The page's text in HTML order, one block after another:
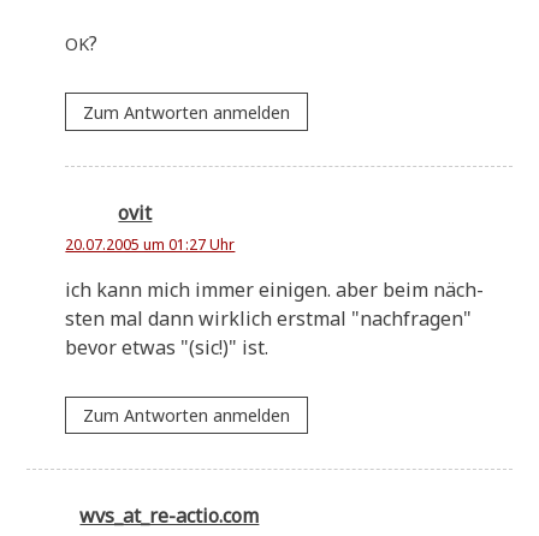
OK?
Zum Antworten anmelden
ovit
20.07.2005 um 01:27 Uhr
ich kann mich immer eini­gen. aber beim näch­
sten mal dann wirk­lich erst­mal "nach­fra­gen"
bevor etwas "(sic!)" ist.
Zum Antworten anmelden
wvs_at_re-actio.com